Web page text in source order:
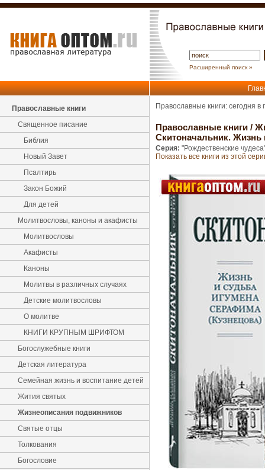
Расширенный поиск »
Православные книги
Священное писание
Библия
Новый Завет
Псалтирь
Закон Божий
Для детей
Молитвословы, каноны и акафисты
Молитвословы
Акафисты
Каноны
Молитвы в различных случаях
Детские молитвословы
О молитве
КНИГИ КРУПНЫМ ШРИФТОМ
Богослужебные книги
Детская литература
Семейная жизнь и воспитание детей
Жития святых
Жизнеописания подвижников
Святые отцы
Толкования
Богословие
Православные книги: сегодня
Православные книги /
Скитоначальник. Жизнь
Серия: "Рождественские
Показать все книги из этой